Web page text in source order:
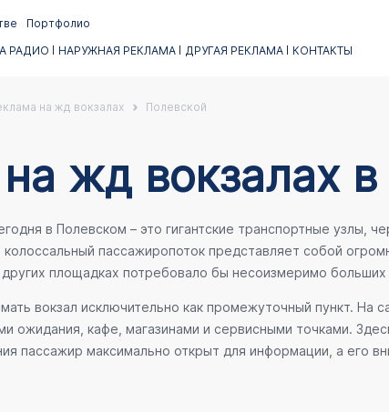
Портфолио
РАДИО НАРУЖНАЯ РЕКЛАМА ДРУГАЯ РЕКЛАМА КОНТАКТЫ
на жд вокзалах Полевской
жд вокзалах
в Полевском – это гигантские транспортные узлы,
пассажиропоток представляет собой
площадках потребовало бы несоизмеримо
вокзал исключительно как промежуточный пункт. На
ожидания, кафе, магазинами и сервисными точками.
пассажир максимально открыт для информации, а его